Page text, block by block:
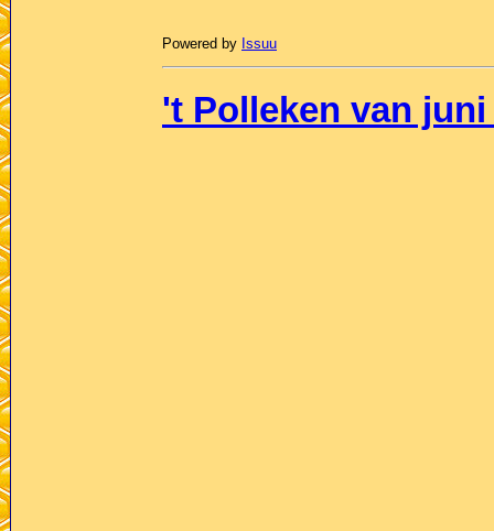
Powered by Issuu
't Polleken van juni